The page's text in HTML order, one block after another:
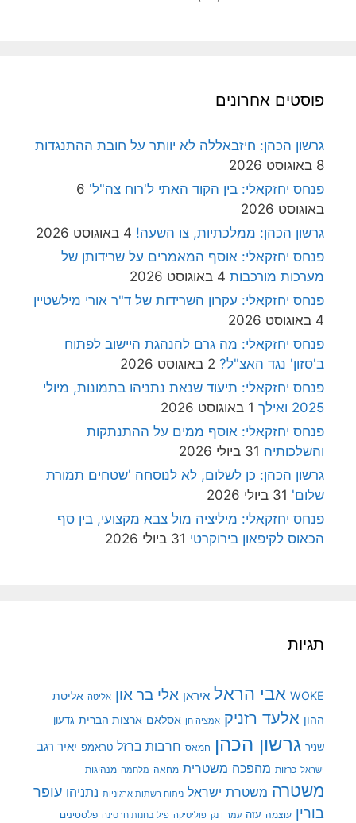
פוסטים אחרונים
גרשון הכהן: חיזבאללה לא יוותר על חובת ההתנגדות
8 באוגוסט 2026
פנחס יחזקאלי: בין הקוד האתי ל'רוח צה"ל' 6
באוגוסט 2026
גרשון הכהן: ממלכתיות, צו השעה! 4 באוגוסט 2026
פנחס יחזקאלי: אוסף המאמרים על שרידותן של
מערכות מורכבות 4 באוגוסט 2026
פנחס יחזקאלי: עקרון השרידות של ד"ר אורי מילשטיין
4 באוגוסט 2026
פנחס יחזקאלי: מה גרם להנהגת היישוב לפתוח
ב'סזון' נגד האצ"ל? 2 באוגוסט 2026
פנחס יחזקאלי: תיעוד שנאת נתניהו בתמונות, מיולי
2025 ואילך
1 באוגוסט 2026
פנחס יחזקאלי: אוסף ממים על ההתנתקות
והשלכותיה 31 ביולי 2026
גרשון הכהן: כן לשלום, לא לנוסחה 'שטחים תמורת
שלום' 31 ביולי 2026
פנחס יחזקאלי: מיליציה מול צבא מקצועי, בין סף
הכאוס לקיפאון בירוקרטי 31 ביולי 2026
תגיות
WOKE אבי הראל איראן אלי בר און אליטה אליטת
ההון אלעד רזניק אמציה חן אסלאם ארצות הברית גדעון
שניר גרשון הכהן חמאס חרבות ברזל טראמפ יאיר רגב
ישראל כרזות מהפכה משטרית מחאה מלחמה מנהיגות
משטרה משטרת ישראל ניתוח רשתות ארגוניות נתניהו עופר
בורין עוצמה עזה עמר דנק פוליטיקה פיל בחנות חרסינה פלסטינים